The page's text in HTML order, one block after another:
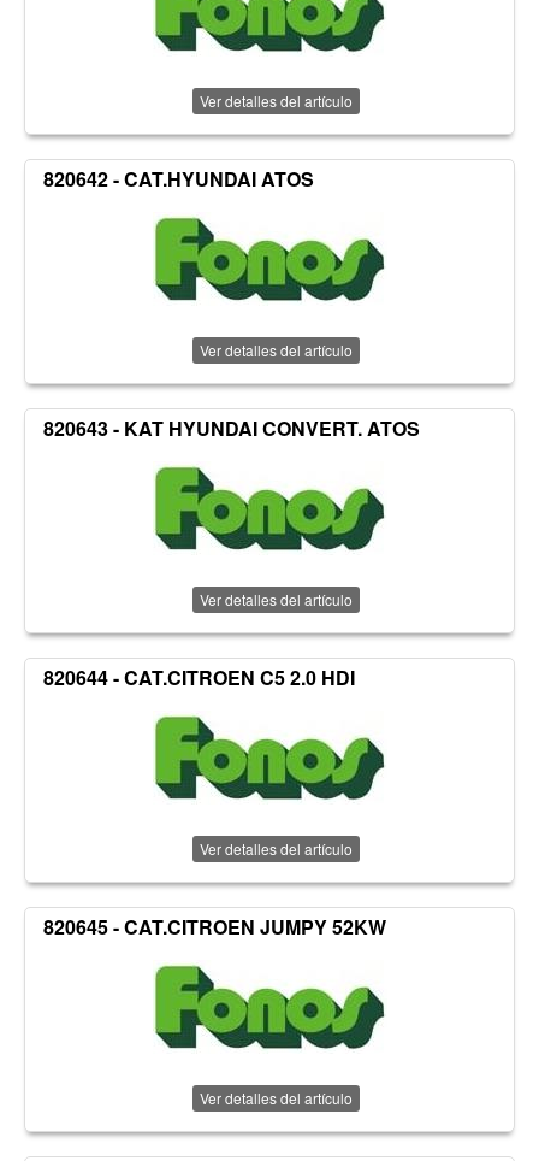
Ver detalles del artículo
820642 - CAT.HYUNDAI ATOS
Ver detalles del artículo
820643 - KAT HYUNDAI CONVERT. ATOS
Ver detalles del artículo
820644 - CAT.CITROEN C5 2.0 HDI
Ver detalles del artículo
820645 - CAT.CITROEN JUMPY 52KW
Ver detalles del artículo